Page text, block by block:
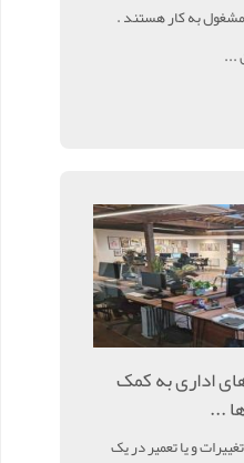
مشغول به کار هستند .
...
اداری به کمک
...
و یا تعمیر در یک